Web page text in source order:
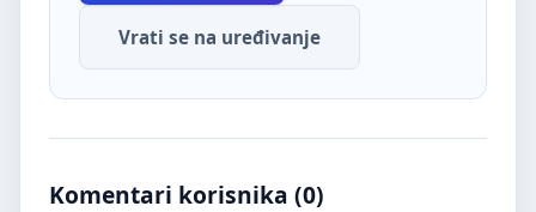
Vrati se na uređivanje
Komentari korisnika (0)